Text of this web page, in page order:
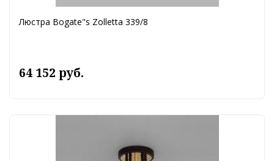
Люстра Bogate"s Zolletta 339/8
64 152 руб.